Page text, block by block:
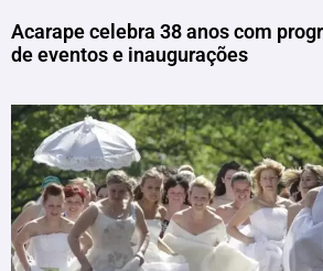
Acarape celebra 38 anos com
de eventos e inaugurações